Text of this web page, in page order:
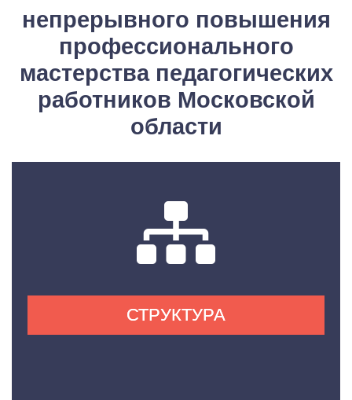
непрерывного повышения
профессионального
мастерства педагогических
работников Московской
области
СТРУКТУРА